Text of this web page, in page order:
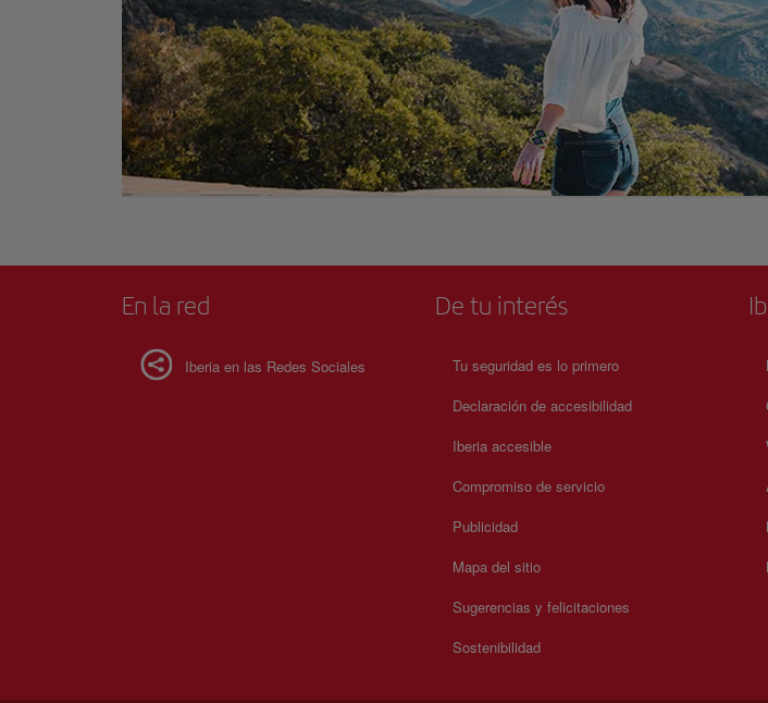
En la red
Iberia en las Redes Sociales
De tu interés
Tu seguridad es lo primero
Declaración de accesibilidad
Iberia accesible
Compromiso de servicio
Publicidad
Mapa del sitio
Sugerencias y felicitaciones
Sostenibilidad